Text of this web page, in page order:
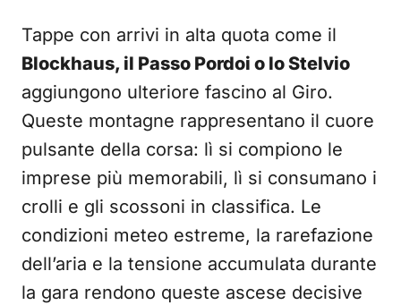
Tappe con arrivi in alta quota come il
Blockhaus, il Passo Pordoi o lo Stelvio
aggiungono ulteriore fascino al Giro.
Queste montagne rappresentano il cuore
pulsante della corsa: lì si compiono le
imprese più memorabili, lì si consumano i
crolli e gli scossoni in classifica. Le
condizioni meteo estreme, la rarefazione
dell’aria e la tensione accumulata durante
la gara rendono queste ascese decisive